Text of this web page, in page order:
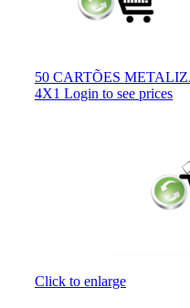
50 CARTÕES
4X1 Login to see prices
Click to enlarge